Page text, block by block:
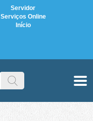
Servidor
Serviços Online
Início